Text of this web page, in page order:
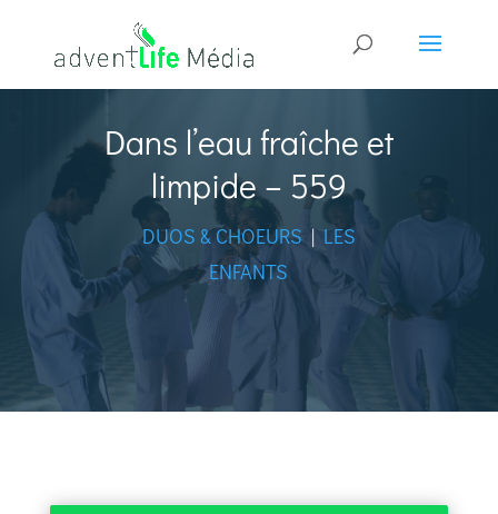
Dans l’eau fraîche et
limpide – 559
DUOS & CHOEURS|LES
ENFANTS